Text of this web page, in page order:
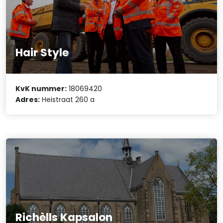
Hair Style
KvK nummer: 18069420
Adres: Heistraat 260 a
Richèlls Kapsalon